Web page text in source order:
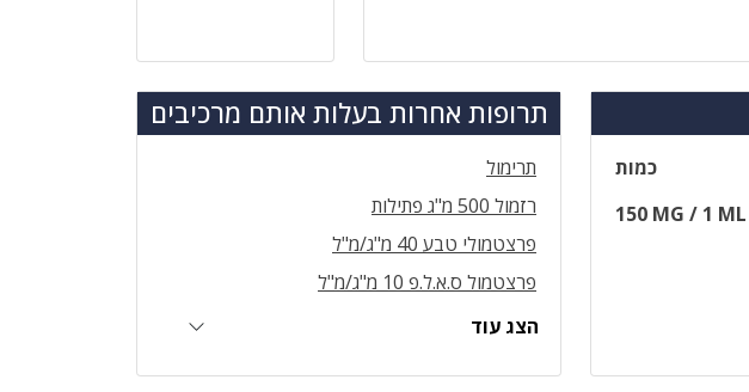
כמות
150 MG / 1 ML
תרופות אחרות בעלות אותם מרכיבים
תרימול
רזמול 500 מ"ג פתילות
פרצטמולי טבע 40 מ"ג/מ"ל
פרצטמול ס.א.ל.פ 10 מ"ג/מ"ל
הצג עוד